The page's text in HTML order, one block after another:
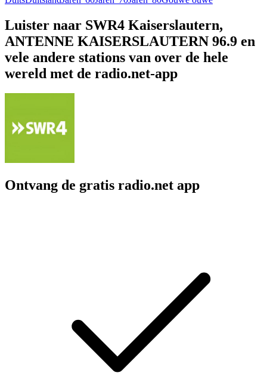
Luister naar SWR4 Kaiserslautern,
ANTENNE KAISERSLAUTERN 96.9 en
vele andere stations van over de hele
wereld met de radio.net-app
Ontvang de gratis radio.net app